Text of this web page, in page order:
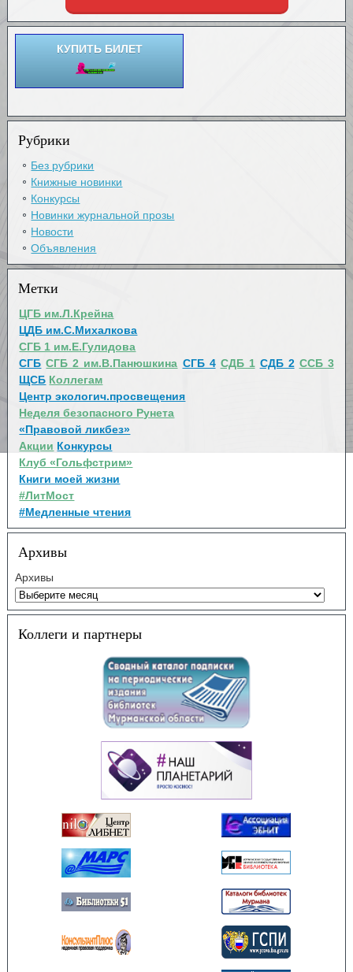
КУПИТЬ БИЛЕТ
Рубрики
Без рубрики
Книжные новинки
Конкурсы
Новинки журнальной прозы
Новости
Объявления
Метки
ЦГБ им.Л.Крейна
ЦДБ им.С.Михалкова
СГБ 1 им.Е.Гулидова
СГБ СГБ 2 им.В.Панюшкина СГБ 4 СДБ 1 СДБ 2 ССБ 3
ЩСБ Коллегам
Центр экологич.просвещения
Неделя безопасного Рунета
«Правовой ликбез»
Акции Конкурсы
Клуб «Гольфстрим»
Книги моей жизни
#ЛитМост
#Медленные чтения
Архивы
Архивы
Коллеги и партнеры